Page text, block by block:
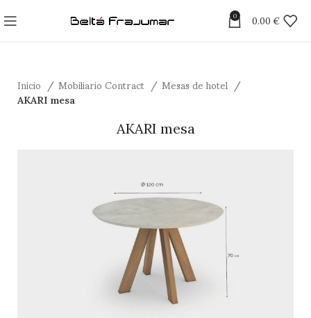
0 0.00 €
Inicio Mobiliario Contract Mesas de hotel
AKARI mesa
AKARI mesa